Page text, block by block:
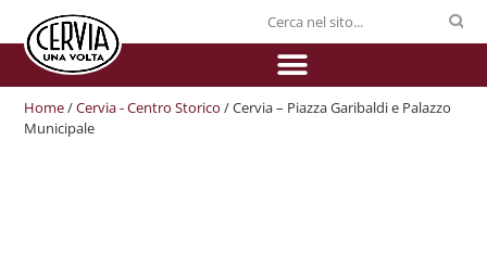
Home/Cervia - Centro Storico / Cervia – Piazza Garibaldi e Palazzo
Municipale